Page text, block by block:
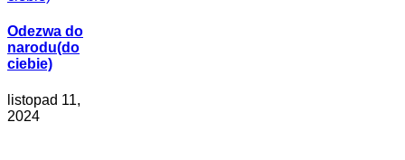
Odezwa do
narodu(do
ciebie)
listopad 11,
2024